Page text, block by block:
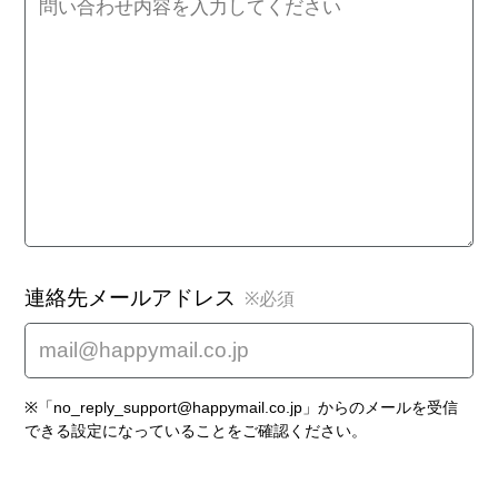
連絡先メールアドレス ※必須
※「no_reply_support@happymail.co.jp」からのメールを受信
できる設定になっていることをご確認ください。